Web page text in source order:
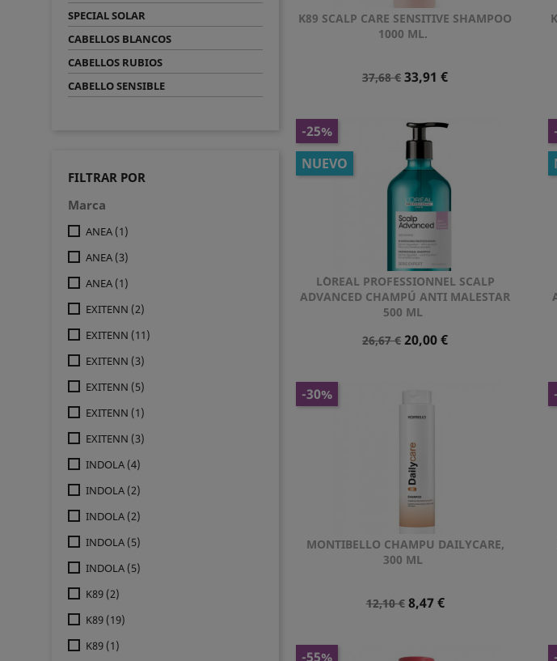
SPECIAL SOLAR
CABELLOS BLANCOS
CABELLOS RUBIOS
CABELLO SENSIBLE
FILTRAR POR
Marca
ANEA (1)
ANEA (3)
ANEA (1)
EXITENN (2)
EXITENN (11)
EXITENN (3)
EXITENN (5)
EXITENN (1)
EXITENN (3)
INDOLA (4)
INDOLA (2)
INDOLA (2)
INDOLA (5)
INDOLA (5)
K89 (2)
K89 (19)
K89 (1)
K89 SCALP CARE SENSITIVE SHAMPOO
1000 ML.
Precio
37,68 € Precio
33,91 €
Vista rápida
L´OREAL PROFESSIONNEL SCALP
ADVANCED CHAMPÚ ANTI MALESTAR
500 ML
Precio
26,67 € Precio
20,00 €
-25%
NUEVO
Vista rápida
MONTIBELLO CHAMPU DAILYCARE,
300 ML
Precio
12,10 € Precio
8,47 €
-30%
Vista rápida
-55%